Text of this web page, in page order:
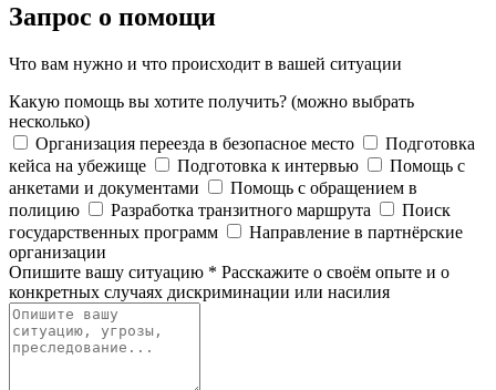
Запрос о помощи
Что вам нужно и что происходит в вашей ситуации
Какую помощь вы хотите получить? (можно выбрать
несколько)
Организация переезда в безопасное место
Подготовка
кейса на убежище
Подготовка к интервью
Помощь с
анкетами и документами
Помощь с обращением в
полицию
Разработка транзитного маршрута
Поиск
государственных программ
Направление в партнёрские
организации
Опишите вашу ситуацию * Расскажите о своём опыте и о
конкретных случаях дискриминации или насилия